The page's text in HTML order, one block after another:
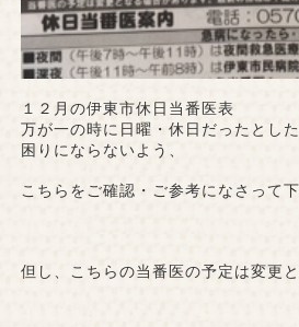
１２月の伊東市休日当番医表
万が一の時に日曜・休日だったとし
困りにならないよう、
こちらをご確認・ご参考になさって下
但し、こちらの当番医の予定は変更